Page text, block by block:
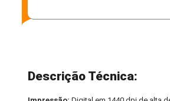
Descrição Técnica: